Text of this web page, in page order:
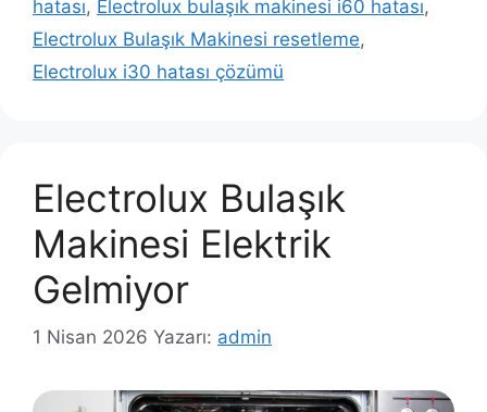
hatası, Electrolux bulaşık makinesi i60 hatası,
Electrolux Bulaşık Makinesi resetleme,
Electrolux i30 hatası çözümü
Electrolux Bulaşık
Makinesi Elektrik
Gelmiyor
1 Nisan 2026 Yazarı: admin